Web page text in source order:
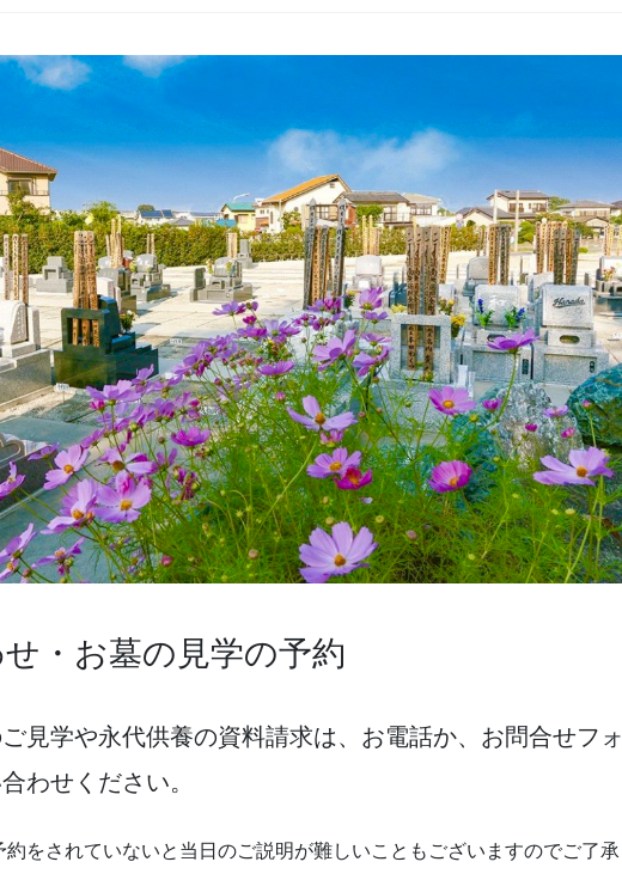
・お墓の見学の予約
見学や永代供養の資料請求は、お電話か、お問合せフォ
わせください。
をされていないと当日のご説明が難しいこともございますのでご了承